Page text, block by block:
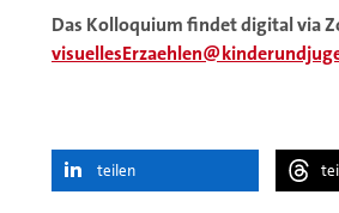
Das Kolloquium findet digital via
visuellesErzaehlen
teilen